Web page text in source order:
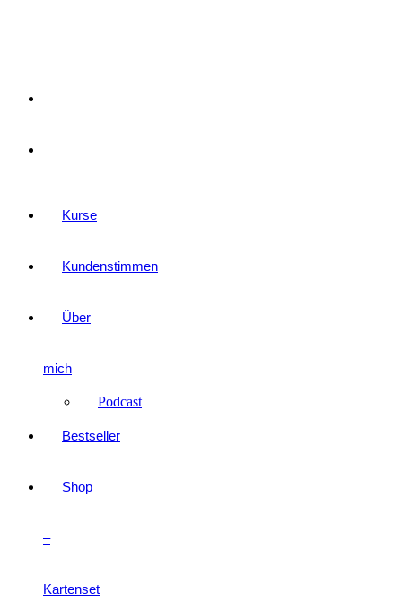
Kurse
Kundenstimmen
Über
mich
Podcast
Bestseller
Shop
–
Kartenset